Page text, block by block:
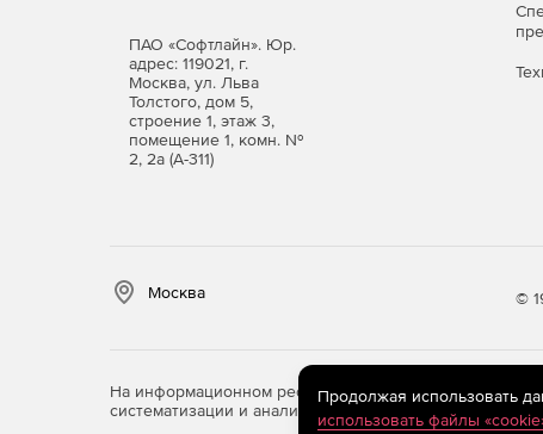
ПАО «Софтлайн». Юр.
адрес: 119021, г.
Москва, ул. Льва
Толстого, дом 5,
строение 1, этаж 3,
помещение 1, комн. №
2, 2а (А-311)
Москва ©
На информационном ресурсе store.softline.ru
систематизации и анализа сведений, относящихся к
Продолжая использовать
использовать файлы